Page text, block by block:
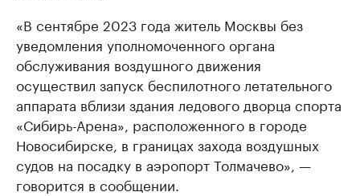
«В сентябре 2023 года житель Москвы без
уведомления уполномоченного органа
обслуживания воздушного движения
осуществил запуск беспилотного летательного
аппарата вблизи здания ледового дворца спорта
«Сибирь-Арена», расположенного в городе
Новосибирске, в границах захода воздушных
судов на посадку в аэропорт Толмачево», —
говорится в сообщении.